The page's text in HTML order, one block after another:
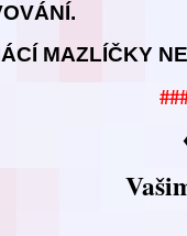
MAZLÍČKY